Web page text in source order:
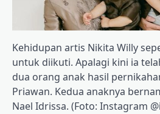
Kehidupan artis Nikita Willy
untuk diikuti. Apalagi kini ia
dua orang anak hasil
Priawan. Kedua anaknya
Nael Idrissa. (Foto: Instagram